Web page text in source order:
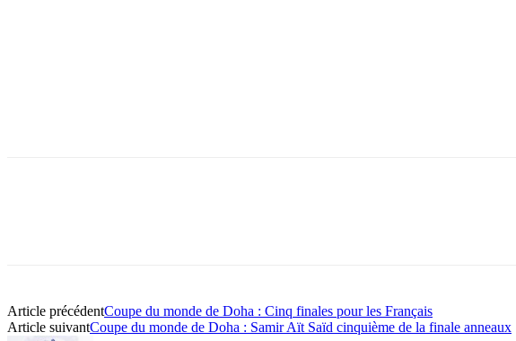
Article précédentCoupe du monde de Doha : Cinq finales pour les Français
Article suivantCoupe du monde de Doha : Samir Aït Saïd cinquième de la finale anneaux